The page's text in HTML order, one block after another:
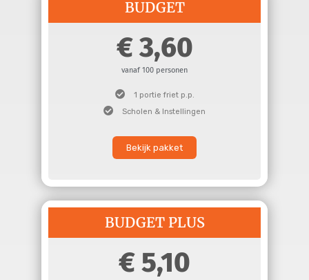
BUDGET
3,60
vanaf 100 personen
1 portie friet p.p.
Scholen & Instellingen
Bekijk pakket
BUDGET PLUS
5,10